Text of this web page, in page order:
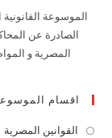
الموسوعة
الصادرة عن
المصرية و
اقسام
القوانين المصرية